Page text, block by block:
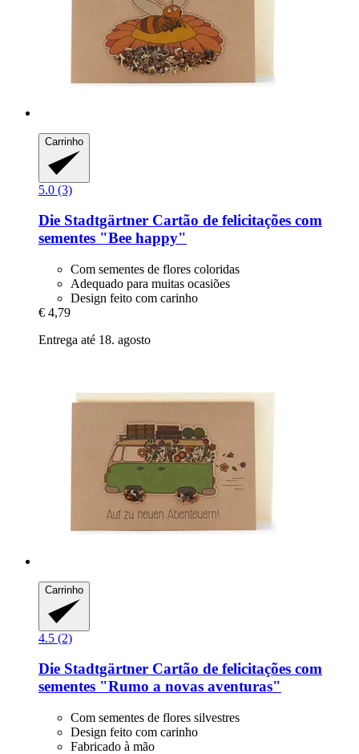
Carrinho
5.0 (3)
Die Stadtgärtner Cartão de felicitações com
sementes "Bee happy"
Com sementes de flores coloridas
Adequado para muitas ocasiões
Design feito com carinho
€ 4,79
Entrega até 18. agosto
Carrinho
4.5 (2)
Die Stadtgärtner Cartão de felicitações com
sementes "Rumo a novas aventuras"
Com sementes de flores silvestres
Design feito com carinho
Fabricado à mão